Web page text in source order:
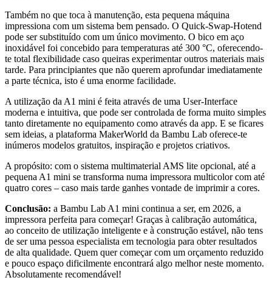
Também no que toca à manutenção, esta pequena máquina
impressiona com um sistema bem pensado. O Quick-Swap-Hotend
pode ser substituído com um único movimento. O bico em aço
inoxidável foi concebido para temperaturas até 300 °C, oferecendo-
te total flexibilidade caso queiras experimentar outros materiais mais
tarde. Para principiantes que não querem aprofundar imediatamente
a parte técnica, isto é uma enorme facilidade.
A utilização da A1 mini é feita através de uma User-Interface
moderna e intuitiva, que pode ser controlada de forma muito simples
tanto diretamente no equipamento como através da app. E se ficares
sem ideias, a plataforma MakerWorld da Bambu Lab oferece-te
inúmeros modelos gratuitos, inspiração e projetos criativos.
A propósito: com o sistema multimaterial AMS lite opcional, até a
pequena A1 mini se transforma numa impressora multicolor com até
quatro cores – caso mais tarde ganhes vontade de imprimir a cores.
Conclusão: a Bambu Lab A1 mini continua a ser, em 2026, a
impressora perfeita para começar! Graças à calibração automática,
ao conceito de utilização inteligente e à construção estável, não tens
de ser uma pessoa especialista em tecnologia para obter resultados
de alta qualidade. Quem quer começar com um orçamento reduzido
e pouco espaço dificilmente encontrará algo melhor neste momento.
Absolutamente recomendável!